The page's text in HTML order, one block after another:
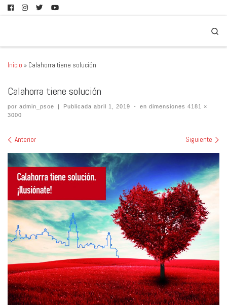
Inicio » Calahorra tiene solución
Calahorra tiene solución
por admin_psoe | Publicadaabril 1, 2019 - en dimensiones 4181 ×
3000
Navegación de imágenes
Anterior Siguiente